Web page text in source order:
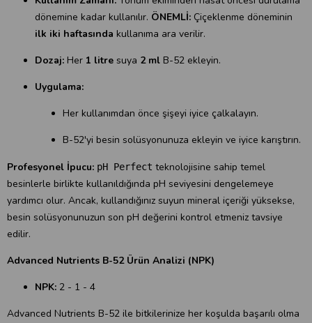
dönemine kadar kullanılır. ÖNEMLİ: Çiçeklenme döneminin
ilk iki haftasında kullanıma ara verilir.
Dozaj: Her 1 litre suya 2 ml B-52 ekleyin.
Uygulama:
Her kullanımdan önce şişeyi iyice çalkalayın.
B-52'yi besin solüsyonunuza ekleyin ve iyice karıştırın.
Profesyonel İpucu: pH Perfect teknolojisine sahip temel
besinlerle birlikte kullanıldığında pH seviyesini dengelemeye
yardımcı olur. Ancak, kullandığınız suyun mineral içeriği yüksekse,
besin solüsyonunuzun son pH değerini kontrol etmeniz tavsiye
edilir.
Advanced Nutrients B-52 Ürün Analizi (NPK)
NPK: 2 - 1 - 4
Advanced Nutrients B-52 ile bitkilerinize her koşulda başarılı olma